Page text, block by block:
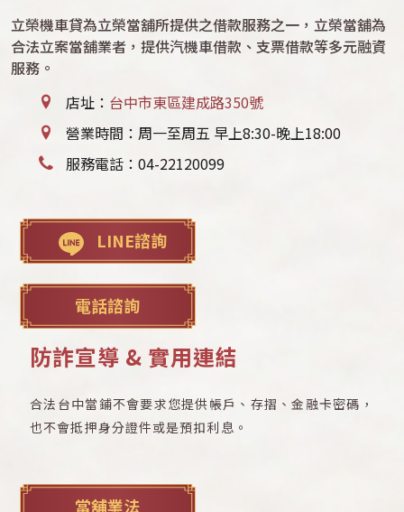
立榮機車貸為立榮當舖所提供之借款服務之一，立榮當舖為
合法立案當舖業者，提供汽機車借款、支票借款等多元融資
服務。
店址： 台中市東區建成路350號
營業時間：周一至周五 早上8:30-晚上18:00
服務電話：04-22120099
LINE諮詢
電話諮詢
防詐宣導 & 實用連結
合法台中當鋪不會要求您提供帳戶、存摺、金融卡密碼，
也不會抵押身分證件或是預扣利息。
當舖業法